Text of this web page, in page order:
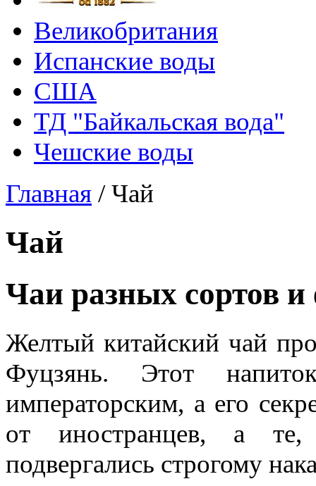
Великобритания
Испанские воды
США
ТД "Байкальская вода"
Чешские воды
Главная /Чай
Чай
Чаи разных сортов и
Желтый китайский чай
Фуцзянь. Этот
императорским, а его
от иностранцев, а
подвергались строгому